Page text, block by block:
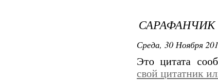
САРАФАНЧИК
Среда, 30 Ноября
Это цитата
свой цитатник